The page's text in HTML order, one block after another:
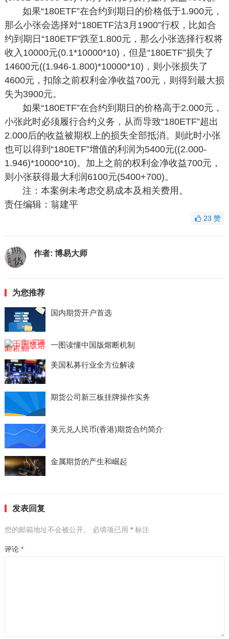
如果“180ETF”在合约到期日的价格低于1.900元，
那么小张会选择对“180ETF沽3月1900”行权，比如合
约到期日“180ETF”跌至1.800元，那么小张选择行权将
收入10000元(0.1*10000*10)，但是“180ETF”损失了
14600元((1.946-1.800)*10000*10)，则小张损失了
4600元，扣除之前权利金净收益700元，则得到最大损
失为3900元。
如果“180ETF”在合约到期日的价格高于2.000元，
小张此时必须履行合约义务，从而导致“180ETF”超出
2.000后的收益被期权上的损失全部抵消。则此时小张
也可以得到“180ETF”增值的利润为5400元((2.000-
1.946)*10000*10)。加上之前的权利金净收益700元，
则小张获得最大利润6100元(5400+700)。
注：本案例未考虑交易成本及相关费用。
责任编辑：翁建平
23赞
作者: 博易大师
为您推荐
国内期货开户首选
一图读懂中国版熔断机制
美国私募行业全方位解读
期货公司新三板挂牌操作实务
美元兑人民币(香港)期货合约简介
金属期货的产生和崛起
发表回复
您的邮箱地址不会被公开。 必填项已用 *标注
评论 *